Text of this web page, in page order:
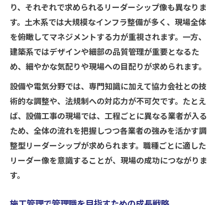
り、それぞれで求められるリーダーシップ像も異なりま
す。土木系では大規模なインフラ整備が多く、現場全体
を俯瞰してマネジメントする力が重視されます。一方、
建築系ではデザインや細部の品質管理が重要となるた
め、細やかな気配りや現場への目配りが求められます。
設備や電気分野では、専門知識に加えて協力会社との技
術的な調整や、法規制への対応力が不可欠です。たとえ
ば、設備工事の現場では、工程ごとに異なる業者が入る
ため、全体の流れを把握しつつ各業者の強みを活かす調
整型リーダーシップが求められます。職種ごとに適した
リーダー像を意識することが、現場の成功につながりま
す。